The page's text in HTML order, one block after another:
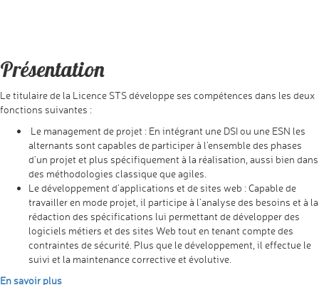
Présentation
Le titulaire de la Licence STS développe ses compétences dans les deux
fonctions suivantes :
Le management de projet : En intégrant une DSI ou une ESN les
alternants sont capables de participer à l’ensemble des phases
d’un projet et plus spécifiquement à la réalisation, aussi bien dans
des méthodologies classique que agiles.
Le développement d’applications et de sites web : Capable de
travailler en mode projet, il participe à l’analyse des besoins et à la
rédaction des spécifications lui permettant de développer des
logiciels métiers et des sites Web tout en tenant compte des
contraintes de sécurité. Plus que le développement, il effectue le
suivi et la maintenance corrective et évolutive.
En savoir plus